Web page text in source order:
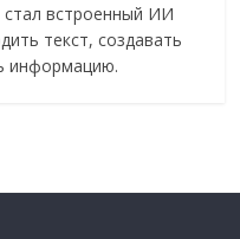
встроенный ИИ
текст, создавать
информацию.